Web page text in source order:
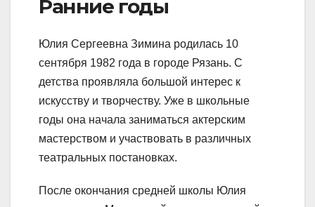
Ранние годы
Юлия Сергеевна Зимина родилась 10
сентября 1982 года в городе Рязань. С
детства проявляла большой интерес к
искусству и творчеству. Уже в школьные
годы она начала заниматься актерским
мастерством и участвовать в различных
театральных постановках.
После окончания средней школы Юлия